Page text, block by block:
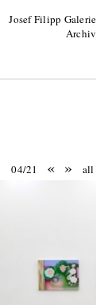
Josef Filipp Galerie
Archiv
04/21 « » all